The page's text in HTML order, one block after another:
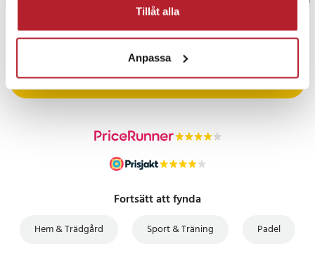
Tillåt alla
Anpassa
PRISGARANTI
UTFÖRSÄLJNING
Fortsätt att fynda
Hem & Trädgård Sport & Träning Padel